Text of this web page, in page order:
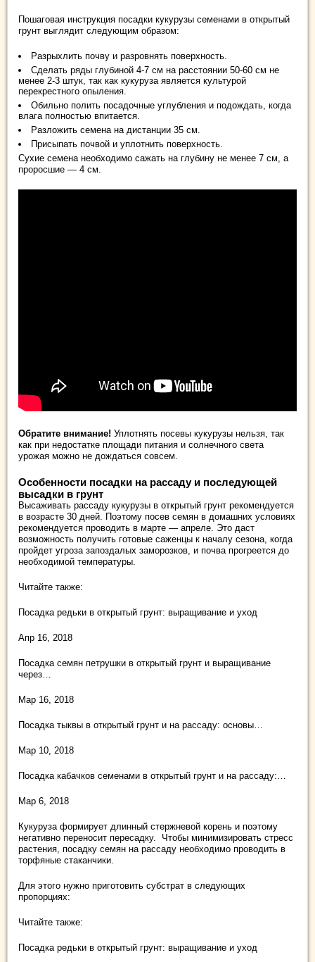
Пошаговая инструкция посадки кукурузы семенами в открытый
грунт выглядит следующим образом:
Разрыхлить почву и разровнять поверхность.
Сделать ряды глубиной 4-7 см на расстоянии 50-60 см не
менее 2-3 штук, так как кукуруза является культурой
перекрестного опыления.
Обильно полить посадочные углубления и подождать, когда
влага полностью впитается.
Разложить семена на дистанции 35 см.
Присыпать почвой и уплотнить поверхность.
Сухие семена необходимо сажать на глубину не менее 7 см, а
проросшие — 4 см.
Обратите внимание! Уплотнять посевы кукурузы нельзя, так
как при недостатке площади питания и солнечного света
урожая можно не дождаться совсем.
Особенности посадки на рассаду и последующей
высадки в грунт
Высаживать рассаду кукурузы в открытый грунт рекомендуется
в возрасте 30 дней. Поэтому посев семян в домашних условиях
рекомендуется проводить в марте — апреле. Это даст
возможность получить готовые саженцы к началу сезона, когда
пройдет угроза запоздалых заморозков, и почва прогреется до
необходимой температуры.
Читайте также:
Посадка редьки в открытый грунт: выращивание и уход
Апр 16, 2018
Посадка семян петрушки в открытый грунт и выращивание
через…
Мар 16, 2018
Посадка тыквы в открытый грунт и на рассаду: основы…
Мар 10, 2018
Посадка кабачков семенами в открытый грунт и на рассаду:…
Мар 6, 2018
Кукуруза формирует длинный стержневой корень и поэтому
негативно переносит пересадку. Чтобы минимизировать стресс
растения, посадку семян на рассаду необходимо проводить в
торфяные стаканчики.
Для этого нужно приготовить субстрат в следующих
пропорциях:
Читайте также:
Посадка редьки в открытый грунт: выращивание и уход